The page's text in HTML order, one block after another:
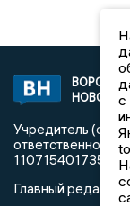
НОВОСТИ
Учредитель
1107154017354)
Главный
с